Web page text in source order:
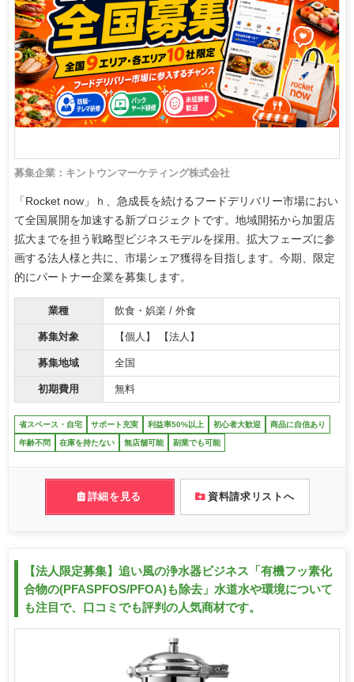
募集企業：キントウンマーケティング株式会社
「Rocket now」ｈ、急成長を続けるフードデリバリー市場におい
て全国展開を加速する新プロジェクトです。地域開拓から加盟店
拡大までを担う戦略型ビジネスモデルを採用。拡大フェーズに参
画する法人様と共に、市場シェア獲得を目指します。今期、限定
的にパートナー企業を募集します。
業種 飲食・娯楽 / 外食
募集対象 【個人】 【法人】
募集地域 全国
初期費用 無料
省スペース・自宅 サポート充実 利益率50%以上 初心者大歓迎 商品に自信あり
年齢不問 在庫を持たない 無店舗可能 副業でも可能
詳細を見る 資料請求リストへ
【法人限定募集】追い風の浄水器ビジネス「有機フッ素化
合物の(PFASPFOS/PFOA)も除去」水道水や環境について
も注目で、口コミでも評判の人気商材です。